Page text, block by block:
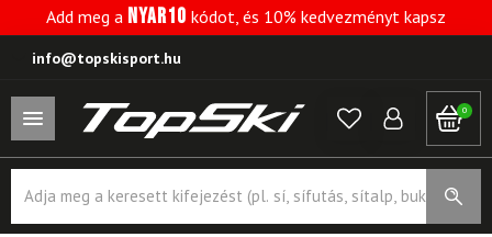
Add meg a NYAR10 kódot, és 10% kedvezményt kapsz
info@topskisport.hu
0
search